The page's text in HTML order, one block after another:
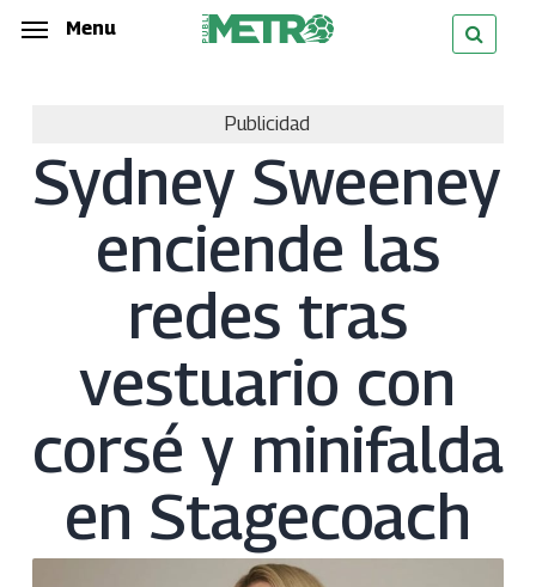
Skip
Menu
Publicidad
Sydney Sweeney
enciende las
redes tras
vestuario con
corsé y minifalda
en Stagecoach
Menu